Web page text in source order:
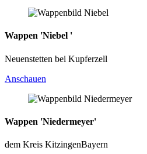
Wappen 'Niebel '
Neuenstetten bei Kupferzell
Anschauen
Wappen 'Niedermeyer'
dem Kreis KitzingenBayern